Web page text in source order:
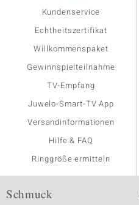
Kundenservice
Echtheitszertifikat
Willkommenspaket
Gewinnspielteilnahme
TV-Empfang
Juwelo-Smart-TV App
Versandinformationen
Hilfe & FAQ
Ringgröße ermitteln
Schmuck